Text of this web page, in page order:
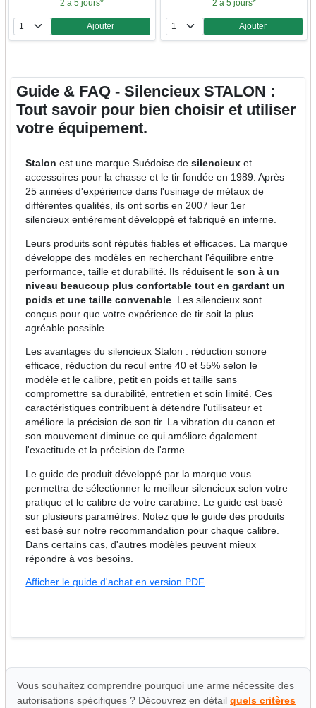
2 à 5 jours*
Quantité
Ajouter
2 à 5 jours*
Quantité
Ajouter
Guide & FAQ - Silencieux STALON :
Tout savoir pour bien choisir et utiliser
votre équipement.
Stalonest une marque Suédoise desilencieux et
accessoires pour la chasse et le tir fondée en 1989. Après
25 années d'expérience dans l'usinage de métaux de
différentes qualités, ils ont sortis en 2007 leur 1er
silencieux entièrement développé et fabriqué en interne.
Leurs produits sont réputés fiables et efficaces. La marque
développe des modèles en recherchant l'équilibre entre
performance, taille et durabilité. Ils réduisent leson à un
niveau beaucoup plus confortable tout en gardant un
poids et une taille convenable . Les silencieux sont
conçus pour que votre expérience de tir soit la plus
agréable possible.
Les avantages du silencieux Stalon : réduction sonore
efficace, réduction du recul entre 40 et 55% selon le
modèle et le calibre, petit en poids et taille sans
compromettre sa durabilité, entretien et soin limité. Ces
caractéristiques contribuent à détendre l'utilisateur et
améliore la précision de son tir. La vibration du canon et
son mouvement diminue ce qui améliore également
l'exactitude et la précision de l'arme.
Le guide de produit développé par la marque vous
permettra de sélectionner le meilleur silencieux selon votre
pratique et le calibre de votre carabine. Le guide est basé
sur plusieurs paramètres. Notez que le guide des produits
est basé sur notre recommandation pour chaque calibre.
Dans certains cas, d'autres modèles peuvent mieux
répondre à vos besoins.
Afficher le guide d'achat en version PDF
Vous souhaitez comprendre pourquoi une arme nécessite des
autorisations spécifiques ? Découvrez en détailquels critères